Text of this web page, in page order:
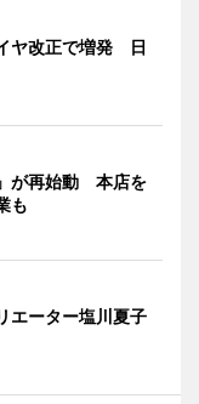
ヤ改正で増発 日
が再始動 本店を
も
エーター塩川夏子